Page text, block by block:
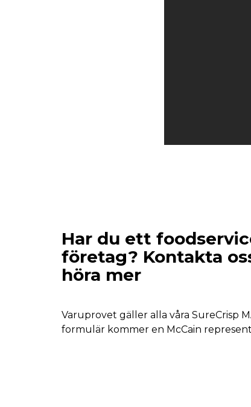
Har du ett
företag? Kontakta
höra mer
Varuprovet gäller alla våra SureCrisp
formulär kommer en McCain